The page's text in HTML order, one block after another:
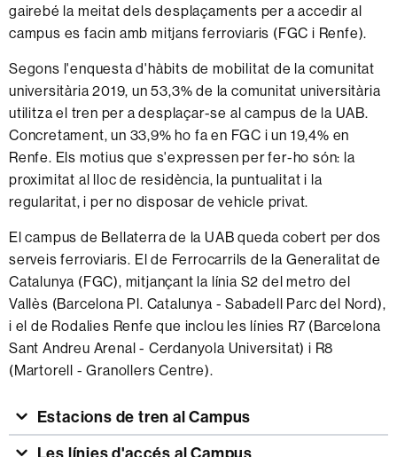
gairebé la meitat dels desplaçaments per a accedir al
campus es facin amb mitjans ferroviaris (FGC i Renfe).
Segons l'enquesta d'hàbits de mobilitat de la comunitat
universitària 2019, un 53,3% de la comunitat universitària
utilitza el tren per a desplaçar-se al campus de la UAB.
Concretament, un 33,9% ho fa en FGC i un 19,4% en
Renfe. Els motius que s'expressen per fer-ho són: la
proximitat al lloc de residència, la puntualitat i la
regularitat, i per no disposar de vehicle privat.
El campus de Bellaterra de la UAB queda cobert per dos
serveis ferroviaris. El de Ferrocarrils de la Generalitat de
Catalunya (FGC), mitjançant la línia S2 del metro del
Vallès (Barcelona Pl. Catalunya - Sabadell Parc del Nord),
i el de Rodalies Renfe que inclou les línies R7 (Barcelona
Sant Andreu Arenal - Cerdanyola Universitat) i R8
(Martorell - Granollers Centre).
Estacions de tren al Campus
Les línies d'accés al Campus